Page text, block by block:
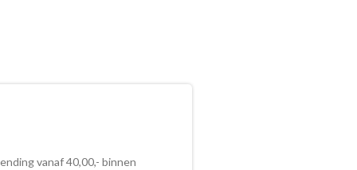
vanaf 40,00,- binnen